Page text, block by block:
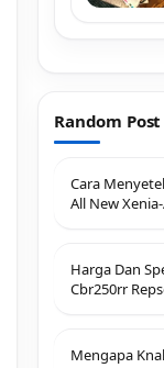
Random Post
Cara
All New
Harga Dan
Cbr250rr
Mengapa